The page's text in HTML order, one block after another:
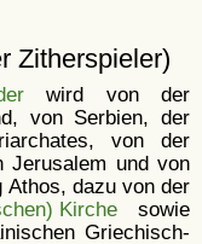
Zitherspieler)
wird von der
von Serbien, der
von der
Jerusalem und von
Athos, dazu von der
Kirchesowie
Griechisch-